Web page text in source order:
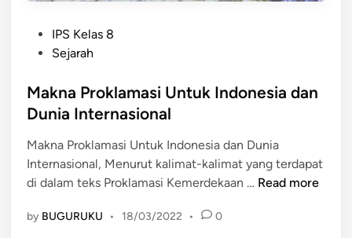
g
a
D
u
n
a
t
e
i
n
IPS Kelas 8
Sejarah
Makna Proklamasi Untuk Indonesia dan
Dunia Internasional
Makna Proklamasi Untuk Indonesia dan Dunia
Internasional, Menurut kalimat-kalimat yang terdapat
di dalam teks Proklamasi Kemerdekaan … M
Read more
by BUGURUKU • 18/03/2022 • 0